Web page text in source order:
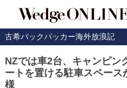
古希バックパッカー海外放浪記
NZでは車2台、キャンピン
ートを置ける駐車スペース
様